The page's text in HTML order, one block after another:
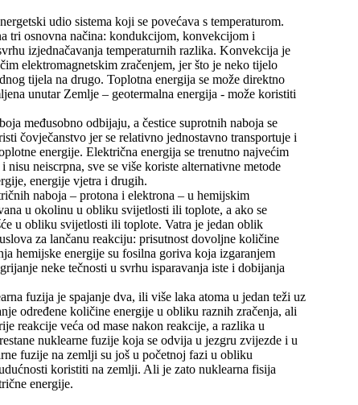
udio sistema koji se povećava s temperaturom.
tri osnovna načina: kondukcijom, konvekcijom i
izjednačavanja temperaturnih razlika. Konvekcija je
elektromagnetskim zračenjem, jer što je neko tijelo
tijela na drugo. Toplotna energija se može direktno
unutar Zemlje – geotermalna energija - može koristiti
međusobno odbijaju, a čestice suprotnih naboja se
čovječanstvo jer se relativno jednostavno transportuje i
energije. Električna energija se trenutno najvećim
neiscrpna, sve se više koriste alternativne metode
energije vjetra i drugih.
naboja – protona i elektrona – u hemijskim
u okolinu u obliku svijetlosti ili toplote, a ako se
u obliku svijetlosti ili toplote. Vatra je jedan oblik
za lančanu reakciju: prisutnost dovoljne količine
hemijske energije su fosilna goriva koja izgaranjem
neke tečnosti u svrhu isparavanja iste i dobijanja
fuzija je spajanje dva, ili više laka atoma u jedan teži uz
određene količine energije u obliku raznih zračenja, ali
reakcije veća od mase nakon reakcije, a razlika u
nuklearne fuzije koja se odvija u jezgru zvijezde i u
fuzije na zemlji su još u početnoj fazi u obliku
koristiti na zemlji. Ali je zato nuklearna fisija
energije.